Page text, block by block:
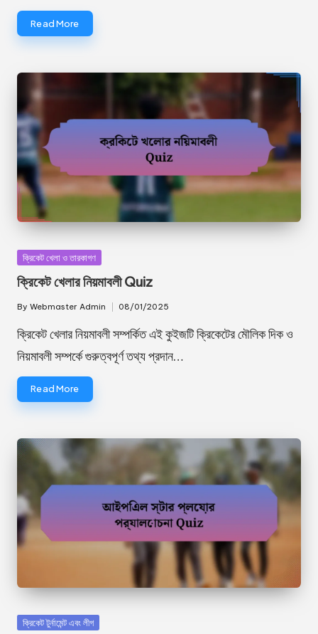
Read More
Posted
ক্রিকেট খেলা ও তারকাগণ
ক্রিকেট খেলার নিয়মাবলী Quiz
Posted
by
By Webmaster Admin 08/01/2025
ক্রিকেট খেলার নিয়মাবলী সম্পর্কিত এই কুইজটি ক্রিকেটের মৌলিক দিক ও
নিয়মাবলী সম্পর্কে গুরুত্বপূর্ণ তথ্য প্রদান…
Read More
Posted
ক্রিকেট টুর্নামেন্ট এবং লীগ